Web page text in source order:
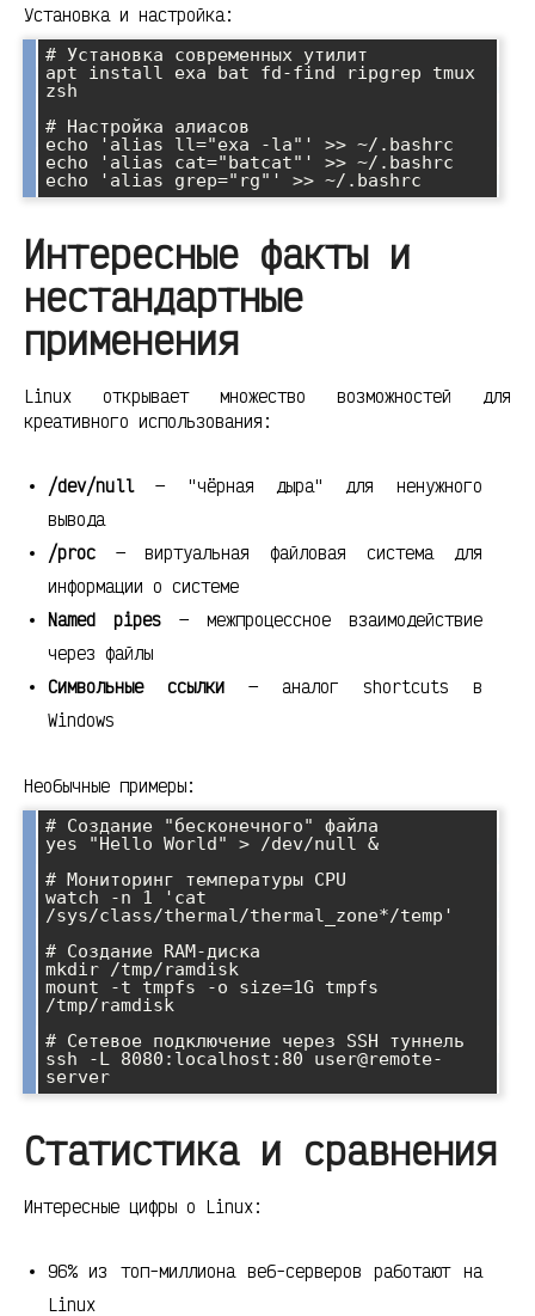
Установка и настройка:
# Установка современных утилит
apt install exa bat fd-find ripgrep tmux
zsh
# Настройка алиасов
echo 'alias ll="exa -la"' >> ~/.bashrc
echo 'alias cat="batcat"' >> ~/.bashrc
Интересные факты и
нестандартные
применения
Linux открывает множество возможностей для
креативного использования:
/dev/null— "чёрная дыра" для ненужного
вывода
/proc — виртуальная файловая система для
информации о системе
Named pipes— межпроцессное взаимодействие
через файлы
Символьные ссылки— аналог shortcuts в
Windows
Необычные примеры:
# Создание "бесконечного" файла
yes "Hello World" > /dev/null &
# Мониторинг температуры CPU
watch -n 1 'cat
/sys/class/thermal/thermal_zone*/temp'
# Создание RAM-диска
mkdir /tmp/ramdisk
mount -t tmpfs -o size=1G tmpfs
/tmp/ramdisk
# Сетевое подключение через SSH туннель
ssh -L 8080:localhost:80 user@remote-
Статистика и сравнения
Интересные цифры о Linux:
96% из топ-миллиона веб-серверов работают на
Linux